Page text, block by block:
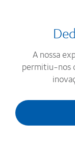
A nossa
permitiu-nos